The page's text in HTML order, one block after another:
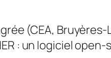
(CEA,
: un logiciel